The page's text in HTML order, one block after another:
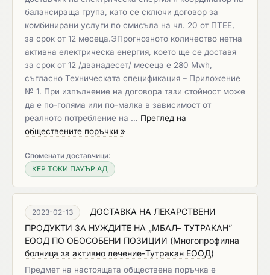
балансираща група, като се сключи договор за
комбинирани услуги по смисъла на чл. 20 от ПТЕЕ,
за срок от 12 месеца.ЭПрогнозното количество нетна
активна електрическа енергия, което ще се доставя
за срок от 12 /дванадесет/ месеца е 280 Mwh,
съгласно Техническата спецификация – Приложение
№ 1. При изпълнение на договора тази стойност може
да е по-голяма или по-малка в зависимост от
реалното потребление на … Преглед на
обществените поръчки »
Споменати доставчици:
КЕР ТОКИ ПАУЪР АД
2023-02-13
ДОСТАВКА НА ЛЕКАРСТВЕНИ
ПРОДУКТИ ЗА НУЖДИТЕ НА „МБАЛ– ТУТРАКАН”
ЕООД ПО ОБОСОБЕНИ ПОЗИЦИИ (Многопрофилна
болница за активно лечение-Тутракан ЕООД)
Предмет на настоящата обществена поръчка e